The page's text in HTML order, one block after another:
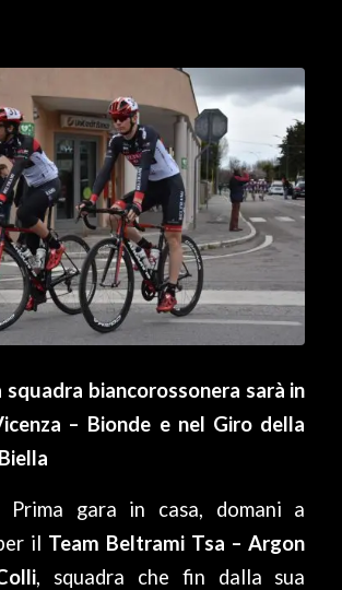
squadra biancorossonera sarà in
– Bionde e nel Giro della
gara in casa, domani a
il Team Beltrami Tsa – Argon
, squadra che fin dalla sua